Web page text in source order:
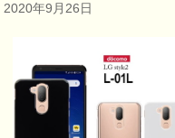
2020年9月26日